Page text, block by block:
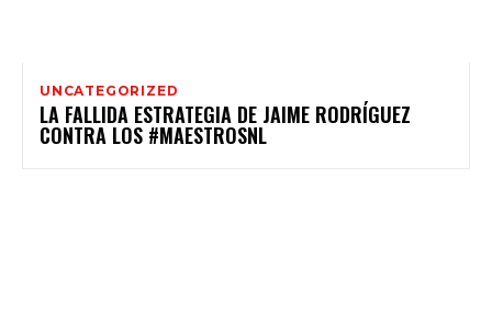
UNCATEGORIZED
LA FALLIDA ESTRATEGIA DE JAIME RODRÍGUEZ
CONTRA LOS #MAESTROSNL